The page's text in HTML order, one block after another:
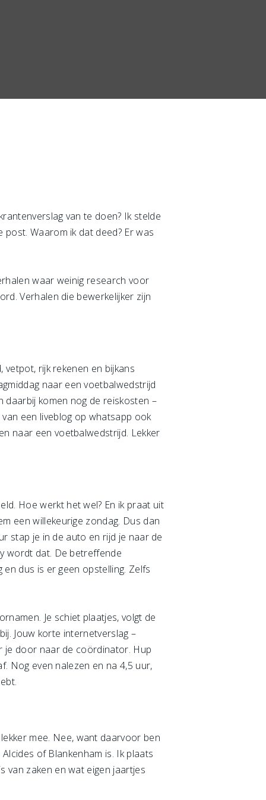
van te doen? Ik stelde
Waarom ik dat deed? Er was
waar weinig research voor
Verhalen die bewerkelijker zijn
rijk rekenen en bijkans
naar een voetbalwedstrijd
daarbij komen nog de reiskosten –
een liveblog op whatsapp ook
naar een voetbalwedstrijd. Lekker
Hoe werkt het wel? En ik praat uit
een willekeurige zondag. Dus dan
stap je in de auto en rijd je naar de
wordt dat. De betreffende
dus is er geen opstelling. Zelfs
Je schiet plaatjes, volgt de
Jouw korte internetverslag –
je door naar de coördinator. Hup
Nog even nalezen en na 4,5 uur,
mee. Nee, want daarvoor ben
of Blankenham is. Ik plaats
van zaken en wat eigen jaartjes